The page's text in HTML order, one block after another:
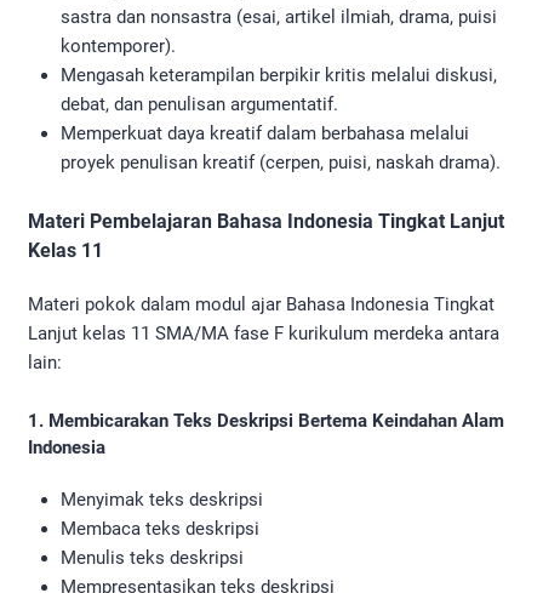
sastra dan nonsastra (esai, artikel ilmiah, drama, puisi
kontemporer).
Mengasah keterampilan berpikir kritis melalui diskusi,
debat, dan penulisan argumentatif.
Memperkuat daya kreatif dalam berbahasa melalui
proyek penulisan kreatif (cerpen, puisi, naskah drama).
Materi Pembelajaran Bahasa Indonesia Tingkat Lanjut
Kelas 11
Materi pokok dalam modul ajar Bahasa Indonesia Tingkat
Lanjut kelas 11 SMA/MA fase F kurikulum merdeka antara
lain:
1. Membicarakan Teks Deskripsi Bertema Keindahan Alam
Indonesia
Menyimak teks deskripsi
Membaca teks deskripsi
Menulis teks deskripsi
Mempresentasikan teks deskripsi